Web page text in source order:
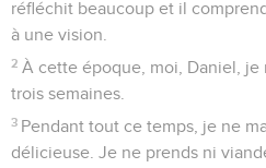
réfléchit beaucoup et il
à une vision.
2 À cette époque, moi, Daniel,
trois semaines.
3 Pendant tout ce temps, je ne
délicieuse. Je ne prends ni